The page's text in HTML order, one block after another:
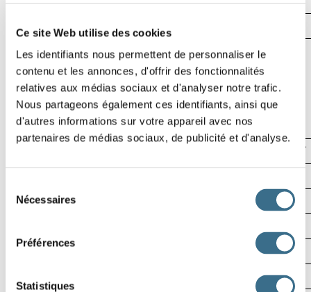
Ce site Web utilise des cookies
Les identifiants nous permettent de personnaliser le
contenu et les annonces, d'offrir des fonctionnalités
relatives aux médias sociaux et d'analyser notre trafic.
Nous partageons également ces identifiants, ainsi que
d'autres informations sur votre appareil avec nos
partenaires de médias sociaux, de publicité et d'analyse.
Nécessaires
Préférences
Statistiques
Mot
00:05 8
14
10
9
13